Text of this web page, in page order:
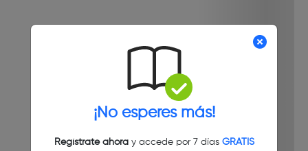
¡No esperes más!
Regístrate ahoray accede por 7 días GRATIS